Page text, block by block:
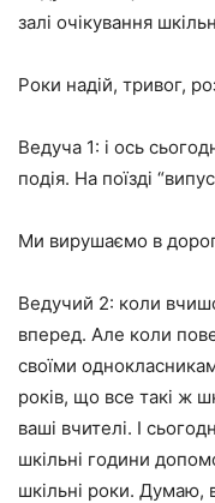
залі очікування
Роки надій, тривог,
Ведуча 1: і ось
подія. На поїзді
Ми вирушаємо в
Ведучий 2: коли
вперед. Але коли
своїми
років, що все такі ж
ваші вчителі. І
шкільні години
шкільні роки. Думаю,